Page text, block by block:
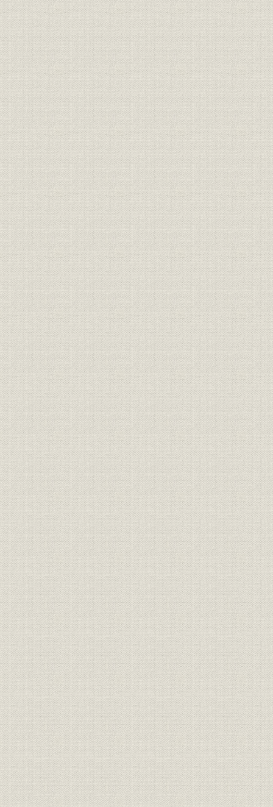
経営 期別地方別年末現在契約統計表
財務・業績 貸借対照一覧表(資産)
財務・業績 貸借対照一覧表(負債)
経営 収入支出一覧表
経営 剰余金一覧表
経営 剰余金処分一覧表
経営 事業費一覧表
経営;資産 資産利廻表
経営
第三十五期末現在契約地方分布
表
経営
第三十五期末現在契約の人口に
対する地方分布表(件数)
経営
第三十五期末現在契約の人口に
対する地方分布表(金額)
経営
第三十五期末現在契約金額別統
計表
経営
第三十五期末現在被保険者年齢
分布表
経営 期別性別統計表
経営
第三十五期末現在契約種類別比
較統計表
経営 新契約月別統計表 明治35年~
経営 期別新契約統計表
経営 期別地方別新契約統計表
経営 新契約年齢別平均保険金額表
経営
最近十年間新契約職業別平均保
険金額表
経営 新契約年齢別期別統計表(男)
経営 新契約年齢別期別統計表(女)
経営 新契約期別性別統計表
経営 各期新契約種類別統計表